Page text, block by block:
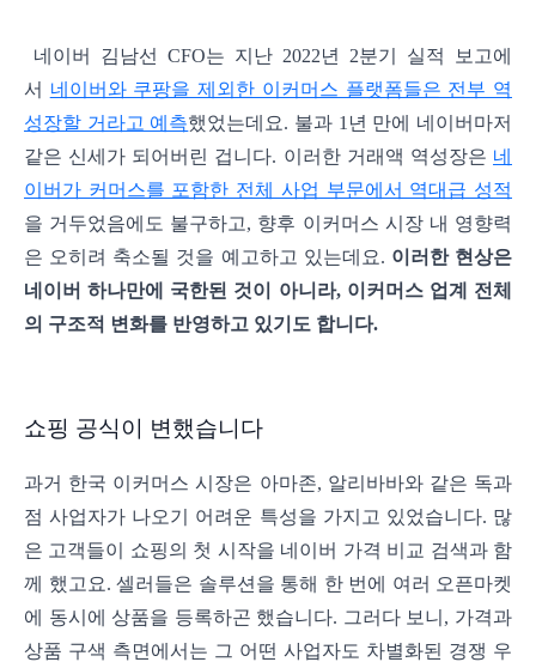
네이버 김남선 CFO는 지난 2022년 2분기 실적 보고에
서 네이버와 쿠팡을 제외한 이커머스 플랫폼들은 전부 역
성장할 거라고 예측했었는데요. 불과 1년 만에 네이버마저
같은 신세가 되어버린 겁니다. 이러한 거래액 역성장은 네
이버가 커머스를 포함한 전체 사업 부문에서 역대급 성적
을 거두었음에도 불구하고, 향후 이커머스 시장 내 영향력
은 오히려 축소될 것을 예고하고 있는데요. 이러한 현상은
네이버 하나만에 국한된 것이 아니라, 이커머스 업계 전체
의 구조적 변화를 반영하고 있기도 합니다.
쇼핑 공식이 변했습니다
과거 한국 이커머스 시장은 아마존, 알리바바와 같은 독과
점 사업자가 나오기 어려운 특성을 가지고 있었습니다. 많
은 고객들이 쇼핑의 첫 시작을 네이버 가격 비교 검색과 함
께 했고요. 셀러들은 솔루션을 통해 한 번에 여러 오픈마켓
에 동시에 상품을 등록하곤 했습니다. 그러다 보니, 가격과
상품 구색 측면에서는 그 어떤 사업자도 차별화된 경쟁 우